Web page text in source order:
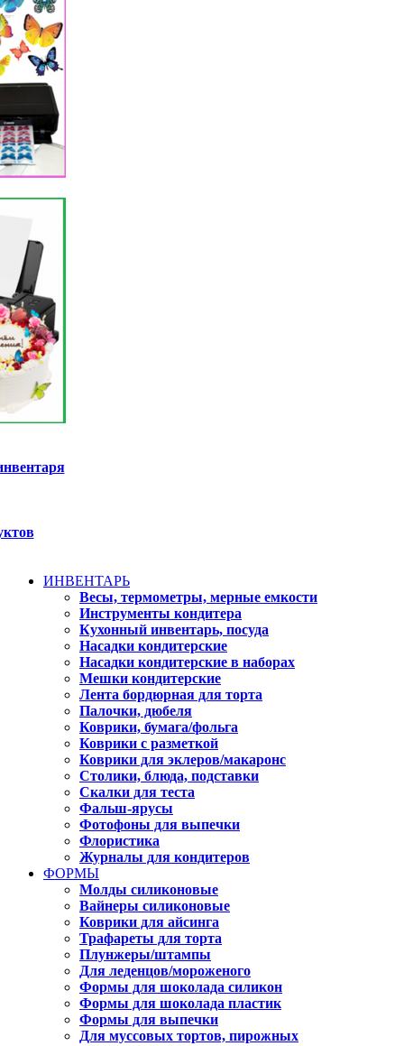
ИНВЕНТАРЬ
Весы, термометры, мерные емкости
Инструменты кондитера
Кухонный инвентарь, посуда
Насадки кондитерские
Насадки кондитерские в наборах
Мешки кондитерские
Лента бордюрная для торта
Палочки, дюбеля
Коврики, бумага/фольга
Коврики с разметкой
Коврики для эклеров/макаронс
Столики, блюда, подставки
Скалки для теста
Фальш-ярусы
Фотофоны для выпечки
Флористика
Журналы для кондитеров
ФОРМЫ
Молды силиконовые
Вайнеры силиконовые
Коврики для айсинга
Трафареты для торта
Плунжеры/штампы
Для леденцов/мороженого
Формы для шоколада силикон
Формы для шоколада пластик
Формы для выпечки
Для муссовых тортов, пирожных